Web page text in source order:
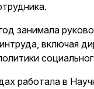
занимала
включая
работала в